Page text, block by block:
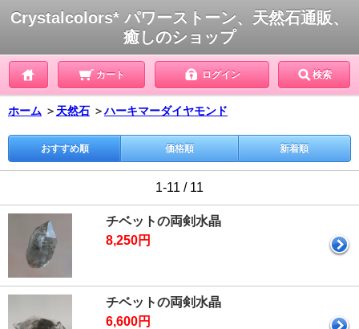
Crystalcolors* パワーストーン、天然石通販、
癒しのショップ
カート ログイン 検索
ホーム ＞ 天然石 ＞ハーキマーダイヤモンド
おすすめ順 価格順 新着順
1-11 / 11
チベットの両剣水晶
8,250円
チベットの両剣水晶
6,600円